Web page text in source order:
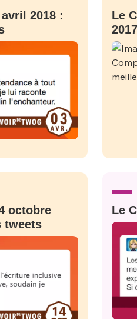
2018 :
Le
octobre
tweets
Le
!